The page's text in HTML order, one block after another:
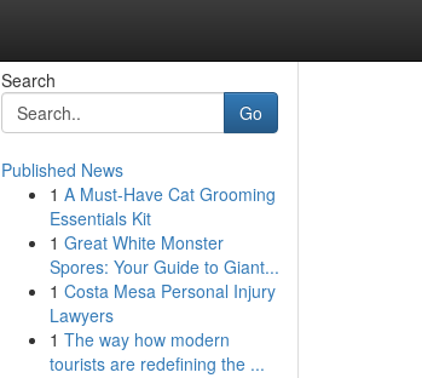
Search
Go
Published News
1 A Must-Have Cat Grooming
Essentials Kit
1 Great White Monster
Spores: Your Guide to Giant...
1 Costa Mesa Personal Injury
Lawyers
1 The way how modern
tourists are redefining the ...